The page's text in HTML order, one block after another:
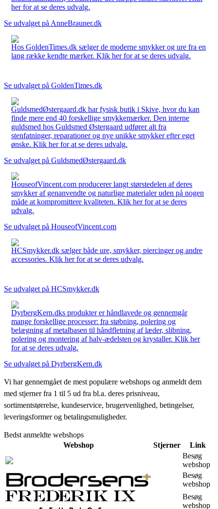
her for at se deres udvalg.
Se udvalget på AnneBrauner.dk
Hos GoldenTimes.dk sælger de moderne smykker og ure fra en
lang række kendte mærker. Klik her for at se deres udvalg.
Se udvalget på GoldenTimes.dk
GuldsmedØstergaard.dk har fysisk butik i Skive, hvor du kan
finde mere end 40 forskellige smykkemærker. Den interne
guldsmed hos Guldsmed Østergaard udfører alt fra
stenfatninger, reparationer og nye unikke smykker efter eget
ønske. Klik her for at se deres udvalg.
Se udvalget på GuldsmedØstergaard.dk
HouseofVincent.com producerer langt størstedelen af deres
smykker af genanvendte og naturlige materialer uden på nogen
måde at kompromittere kvaliteten. Klik her for at se deres
udvalg.
Se udvalget på HouseofVincent.com
HCSmykker.dk sælger både ure, smykker, piercinger og andre
accessories. Klik her for at se deres udvalg.
Se udvalget på HCSmykker.dk
DyrbergKern.dks produkter er håndlavede og gennemgår
mange forskellige processer: fra støbning, polering og
belægning af metalbasen til håndfletning af læder, slibning,
polering og montering af halv-ædelsten og krystaller. Klik her
for at se deres udvalg.
Se udvalget på DyrbergKern.dk
Vi har gennemgået de mest populære webshops og anmeldt dem
med stjerner fra 1 til 5 ud fra bl.a. deres prisniveau,
sortimentstørrelse, kundeservice, brugervenlighed, betingelser,
leveringsformer og betalingsmuligheder.
Bedst anmeldte webshops
Webshop
Stjerner
Link
Besøg
webshop
Besøg
webshop
Besøg
webshop